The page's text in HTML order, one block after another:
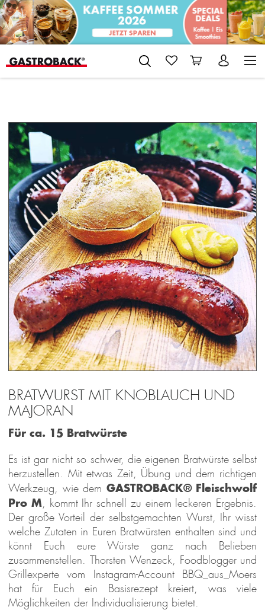
BRATWURST MIT KNOBLAUCH UND
MAJORAN
Für ca. 15 Bratwürste
Es ist gar nicht so schwer, die eigenen Bratwürste selbst
herzustellen. Mit etwas Zeit, Übung und dem richtigen
Werkzeug, wie dem GASTROBACK® Fleischwolf
Pro M, kommt Ihr schnell zu einem leckeren Ergebnis.
Der große Vorteil der selbstgemachten Wurst, Ihr wisst
welche Zutaten in Euren Bratwürsten enthalten sind und
könnt Euch eure Würste ganz nach Belieben
zusammenstellen. Thorsten Wenzeck, Foodblogger und
Grillexperte vom Instagram-Account BBQ_aus_Moers
hat für Euch ein Basisrezept kreiert, was viele
Möglichkeiten der Individualisierung bietet.